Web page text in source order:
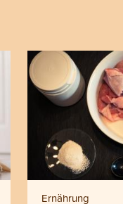
Ernährung